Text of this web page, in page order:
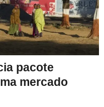
pacote
mercado